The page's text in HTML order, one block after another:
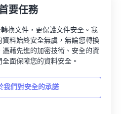
要任務
換文件，更保護文件安全。我
料始終安全無虞，無論您轉換
藉先進的加密技術、安全的資
面保障您的資料安全。
我們對安全的承諾